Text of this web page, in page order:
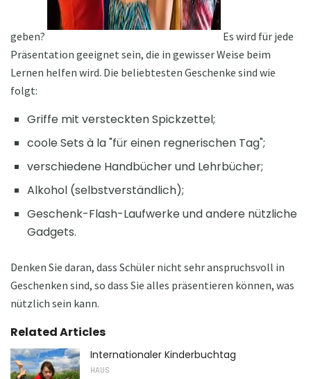
geben?
Es wird für jede
Präsentation geeignet sein, die in gewisser Weise beim
Lernen helfen wird. Die beliebtesten Geschenke sind wie
folgt:
Griffe mit versteckten Spickzettel;
coole Sets à la "für einen regnerischen Tag";
verschiedene Handbücher und Lehrbücher;
Alkohol (selbstverständlich);
Geschenk-Flash-Laufwerke und andere nützliche
Gadgets.
Denken Sie daran, dass Schüler nicht sehr anspruchsvoll in
Geschenken sind, so dass Sie alles präsentieren können, was
nützlich sein kann.
Related Articles
Internationaler Kinderbuchtag
HAUS